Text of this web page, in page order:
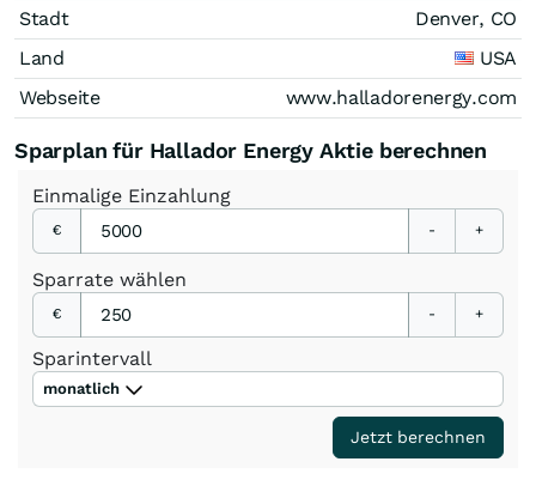
Stadt
Denver, CO
Land
USA
Webseite
www.halladorenergy.com
Sparplan für Hallador Energy Aktie berechnen
Einmalige Einzahlung
€ - +
Sparrate wählen
€ - +
Sparintervall
monatlich
Jetzt berechnen